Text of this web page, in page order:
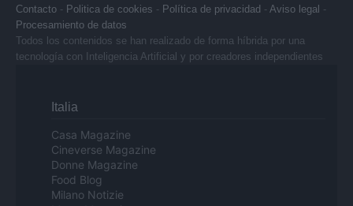
Contacto - Politica de cookies - Política de privacidad - Aviso legal -
Procesamiento de datos
Todos los contenidos se han realizado de forma híbrida por una
tecnología con Inteligencia Artificial y por creadores independientes
Italia
Casa Magazine
Cineverse Magazine
Donne Magazine
Food Blog
Milano Notizie